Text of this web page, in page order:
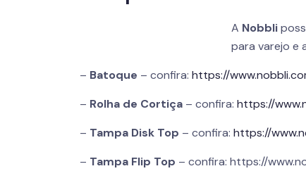
A Nobbli
para varejo e
– Batoque – confira:https://
– Rolha de Cortiça – confira:https://
– Tampa Disk Top – confira:https://
– Tampa Flip Top – confira: https://